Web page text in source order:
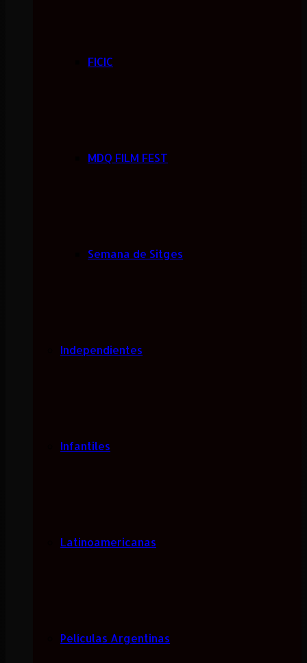
FICIC
MDQ FILM FEST
Semana de Sitges
Independientes
Infantiles
Latinoamericanas
Películas Argentinas